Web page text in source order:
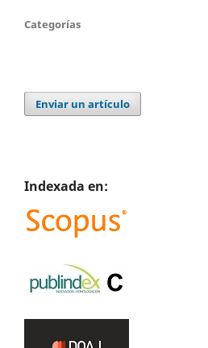
Categorías
Enviar un artículo
Indexada en: